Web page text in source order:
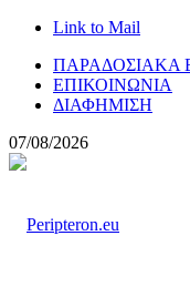
Link to Mail
ΠΑΡΑΔΟΣΙΑΚΑ
ΕΠΙΚΟΙΝΩΝΙΑ
ΔΙΑΦΗΜΙΣΗ
07/08/2026